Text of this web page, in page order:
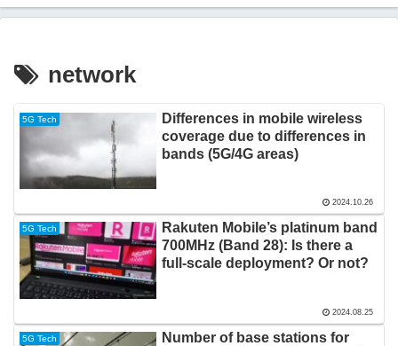
network
5G Tech
Differences in mobile wireless
coverage due to differences in
bands (5G/4G areas)
2024.10.26
5G Tech
Rakuten Mobile’s platinum band
700MHz (Band 28): Is there a
full-scale deployment? Or not?
2024.08.25
5G Tech
Number of base stations for